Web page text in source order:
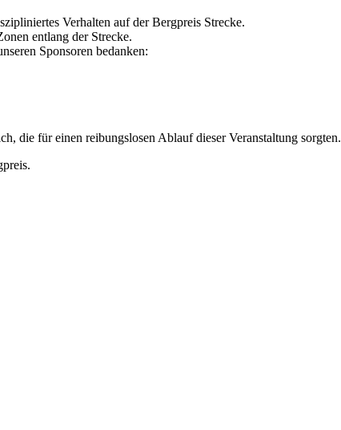
Verhalten auf der Bergpreis Strecke.
entlang der Strecke.
Sponsoren bedanken:
die für einen reibungslosen Ablauf dieser Veranstaltung sorgten.